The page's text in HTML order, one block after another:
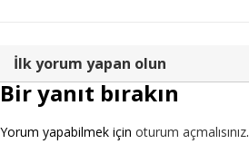
İlk yorum yapan olun
Bir yanıt bırakın
Yorum yapabilmek için oturum açmalısınız.